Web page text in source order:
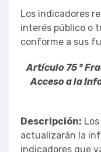
Los indicadores
interés público o
conforme a sus
Artículo 75 °
Acceso a la
Descripción:
actualizarán la
indicadores que